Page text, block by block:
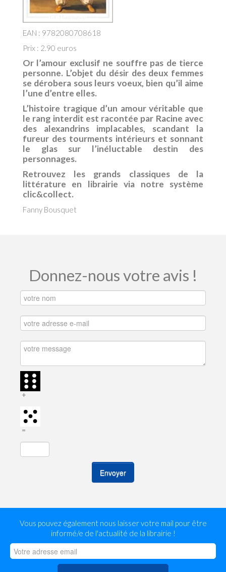
EAN : 9782080708618
Prix : 2.90 euros
Or l’amour exclusif ne souffre pas de tierce
personne. L’objet du désir des deux femmes
se dérobera sous leurs voeux, bien qu’il aime
l’une d’entre elles.
L’histoire tragique d’un amour véritable que
le rang interdit est racontée par Racine avec
des alexandrins implacables, scandant la
fureur des tourments intérieurs et sonnant
le glas sur l’inéluctable destin des
personnages.
Retrouvez les grands classiques de la
littérature en librairie via notre système
clic&collect.
Fanny Bousquet
Donnez-nous votre avis !
+
=
Envoyer
Vous pouvez également nous laisser votre mail pour être
informé/e de l'actualité de la librairie !